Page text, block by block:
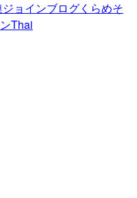
ジョインブログくらめそ
Thai